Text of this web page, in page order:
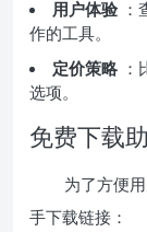
用户体验
作的工具。
定价策略
选项。
免费下载
为了方便
手下载链接：